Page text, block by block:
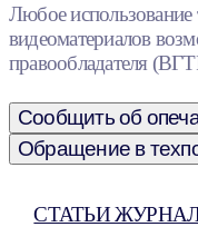
Любое использование
видеоматериалов
правообладателя
Сообщить об
Обращение в
СТАТЬИ